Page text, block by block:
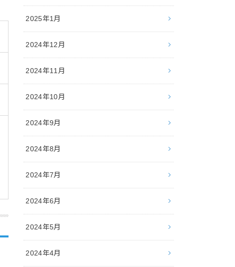
2025年1月
2024年12月
2024年11月
2024年10月
2024年9月
2024年8月
2024年7月
2024年6月
2024年5月
2024年4月